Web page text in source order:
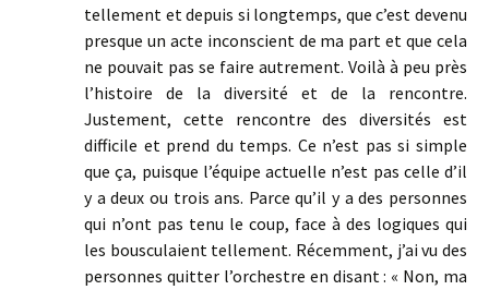
tellement et depuis si longtemps, que c’est devenu
presque un acte inconscient de ma part et que cela
ne pouvait pas se faire autrement. Voilà à peu près
l’histoire de la diversité et de la rencontre.
Justement, cette rencontre des diversités est
difficile et prend du temps. Ce n’est pas si simple
que ça, puisque l’équipe actuelle n’est pas celle d’il
y a deux ou trois ans. Parce qu’il y a des personnes
qui n’ont pas tenu le coup, face à des logiques qui
les bousculaient tellement. Récemment, j’ai vu des
personnes quitter l’orchestre en disant : « Non, ma